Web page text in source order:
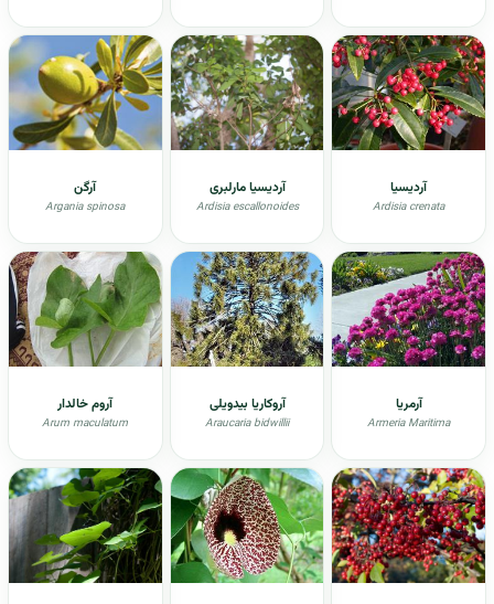
آردیسیا
Ardisia crenata
آردیسیا مارلبری
Ardisia escallonoides
آرگن
Argania spinosa
آرمریا
Armeria Maritima
آروکاریا بیدویلی
Araucaria bidwillii
آروم خالدار
Arum maculatum